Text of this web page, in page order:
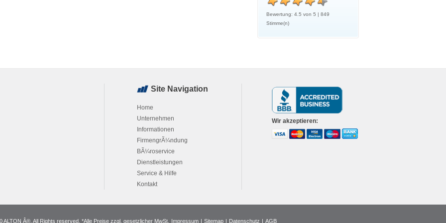
Bewertung: 4.5 von 5 | 849
Stimme(n)
Site Navigation
Home
Unternehmen
Informationen
FirmengrÃ¼ndung
BÃ¼roservice
Dienstleistungen
Service & Hilfe
Kontakt
Wir akzeptieren:
ALTON Â®. All Rights reserved. *Alle Preise zzgl. gesetzlicher MwSt. Impressum | Sitemap | Datenschutz | AGB